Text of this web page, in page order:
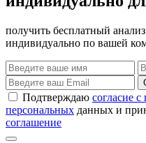
получить бесплатный
индивидуально по вашей
Подтверждаю согласие
персональных данных и
соглашение